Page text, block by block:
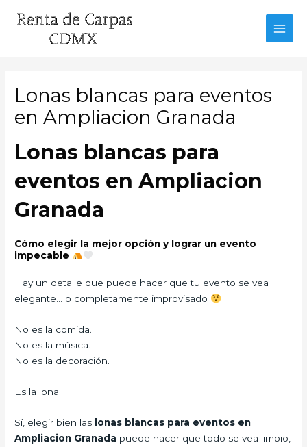
Lonas blancas para eventos
en Ampliacion Granada
Lonas blancas para
eventos en Ampliacion
Granada
Cómo elegir la mejor opción y lograr un evento
impecable
Hay un detalle que puede hacer que tu evento se vea
elegante… o completamente improvisado
No es la comida.
No es la música.
No es la decoración.
Es la lona.
Sí, elegir bien las lonas blancas para eventos en
Ampliacion Granada puede hacer que todo se vea limpio,